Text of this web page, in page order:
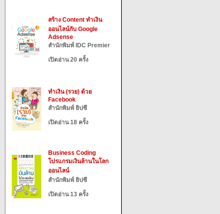
สร้าง Content ทำเงิน
ออนไลน์กับ Google
Adsense
สำนักพิมพ์ IDC Premier
เปิดอ่าน 20 ครั้ง
ทำเงิน (รวย) ด้วย
Facebook
สำนักพิมพ์ ยิปซี
เปิดอ่าน 18 ครั้ง
Business Coding
โปรแกรมเงินล้านในโลก
ออนไลน์
สำนักพิมพ์ ยิปซี
เปิดอ่าน 13 ครั้ง